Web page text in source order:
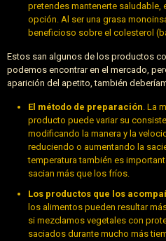
pretendes mantenerte saludable,
opción. Al ser una grasa
beneficioso sobre el colesterol
Estos san algunos de los productos
podemos encontrar en el mercado,
aparición del apetito, también
El método de preparación. La
producto puede variar su
modificando la manera y la
reduciendo o aumentando la
temperatura también es
sacian más que los fríos.
Los productos que los
los alimentos pueden resultar
si mezclamos vegetales con
saciados durante mucho más